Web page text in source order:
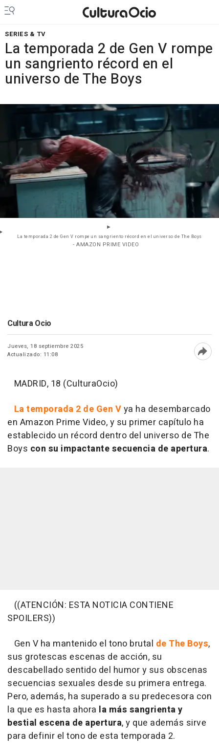
SERIES & TV
La temporada 2 de Gen V rompe
un sangriento récord en el
universo de The Boys
La temporada 2 de Gen V rompe un sangriento récord en el universo de The Boys
- AMAZON PRIME VIDEO
Cultura Ocio
Jueves, 18 septiembre 2025
Actualizado: 11:08
MADRID, 18 (CulturaOcio)
La temporada 2 de Gen Vya ha desembarcado
en Amazon Prime Video, y su primer capítulo ha
establecido un récord dentro del universo de The
Boys con su impactante secuencia de apertura.
((ATENCIÓN: ESTA NOTICIA CONTIENE
SPOILERS))
Gen V ha mantenido el tono brutal de The Boys,
sus grotescas escenas de acción, su
descabellado sentido del humor y sus obscenas
secuencias sexuales desde su primera entrega.
Pero, además, ha superado a su predecesora con
la que es hasta ahora la más sangrienta y
bestial escena de apertura, y que además sirve
para definir el tono de esta temporada 2.